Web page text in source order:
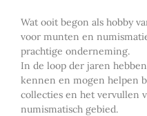
Wat ooit begon als hobby
voor munten en
prachtige onderneming.
In de loop der jaren
kennen en mogen helpen
collecties en het vervullen
numismatisch gebied.